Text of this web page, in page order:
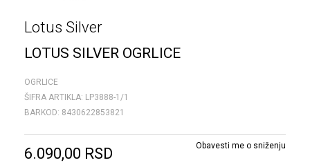
Lotus Silver
LOTUS SILVER OGRLICE
OGRLICE
ŠIFRA ARTIKLA: LP3888-1/1
BARKOD: 8430622853821
6.090,00 RSD Obavesti me o sniženju